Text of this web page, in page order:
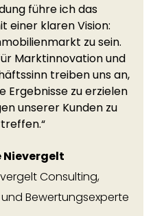
führe ich das
einer klaren Vision:
zu sein.
Marktinnovation und
treiben uns an,
Ergebnisse zu erzielen
unserer Kunden zu
Nievergelt
Consulting,
Bewertungsexperte